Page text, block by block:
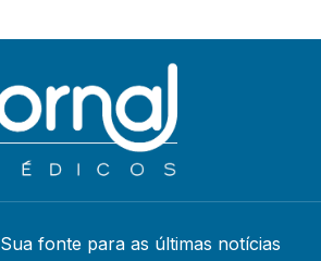
Sua fonte para as últimas notícias